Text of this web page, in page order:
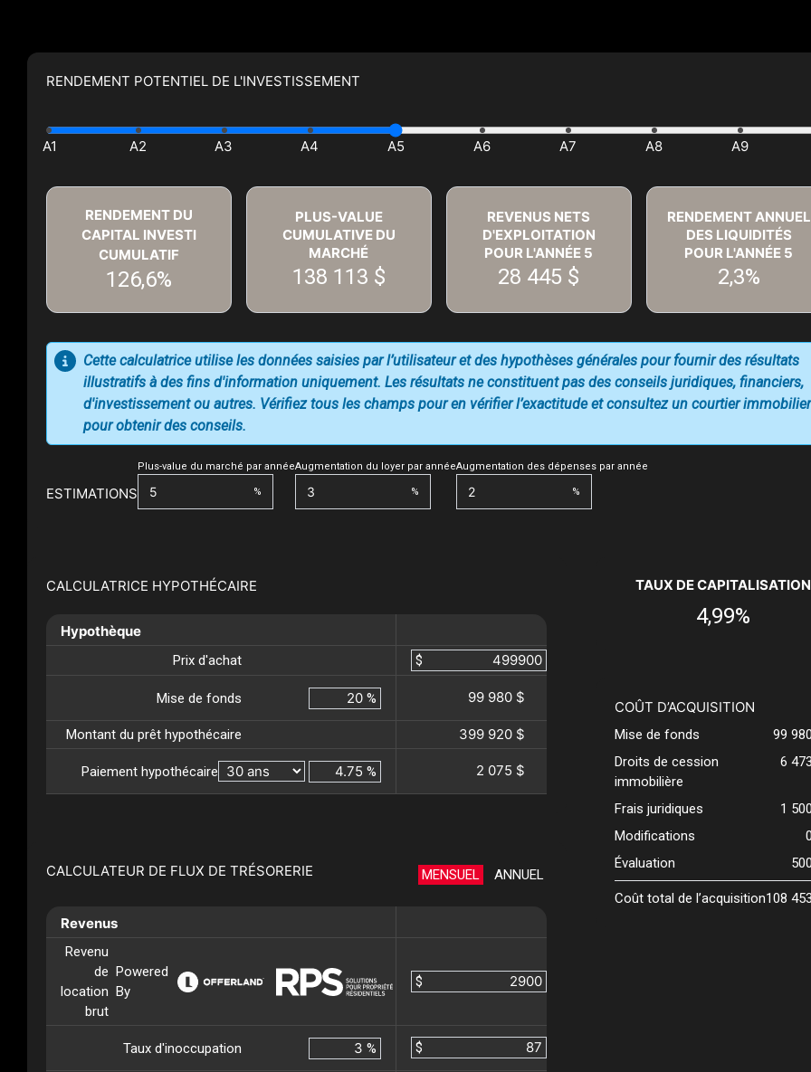
RENDEMENT POTENTIEL DE L'INVESTISSEMENT
RENDEMENT DU
CAPITAL INVESTI
CUMULATIF
126,6%
PLUS-VALUE
CUMULATIVE DU
MARCHÉ
138 113 $
REVENUS NETS
D'EXPLOITATION
POUR L'ANNÉE 5
28 445 $
RENDEMENT ANNUEL
DES LIQUIDITÉS
POUR L'ANNÉE 5
2,3%
ESTIMATIONS
Plus-value du marché par année
%
Augmentation du loyer par année
%
Augmentation des dépenses par année
%
Cette calculatrice utilise les données saisies par l’utilisateur et des hypothèses générales pour fournir des résultats
illustratifs à des fins d'information uniquement. Les résultats ne constituent pas des conseils juridiques, financiers,
d'investissement ou autres. Vérifiez tous les champs pour en vérifier l’exactitude et consultez un courtier immobilier
pour obtenir des conseils.
CALCULATRICE HYPOTHÉCAIRE
Hypothèque
Prix d'achat $
Mise de fonds % 99 980 $
Montant du prêt hypothécaire 399 920 $
Paiement hypothécaire % 2 075 $
CALCULATEUR DE FLUX DE TRÉSORERIE MENSUEL ANNUEL
Revenus
Revenu
de
location
brut
Powered
By
$
Taux d'inoccupation % $
TAUX DE CAPITALISATION
4,99%
COÛT D’ACQUISITION
Mise de fonds
99
Droits de cession
immobilière
6
Frais juridiques
1
Modifications
Évaluation
Coût total de l’acquisition108